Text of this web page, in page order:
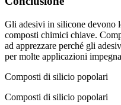
Gli adesivi in silicone devono
composti chimici chiave.
ad apprezzare perché gli
per molte applicazioni
Composti di silicio popolari
Composti di silicio popolari